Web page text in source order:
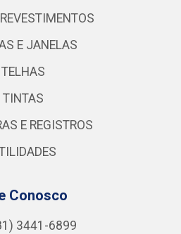
E JANELAS
TELHAS
TINTAS
E REGISTROS
Conosco
3441-6899